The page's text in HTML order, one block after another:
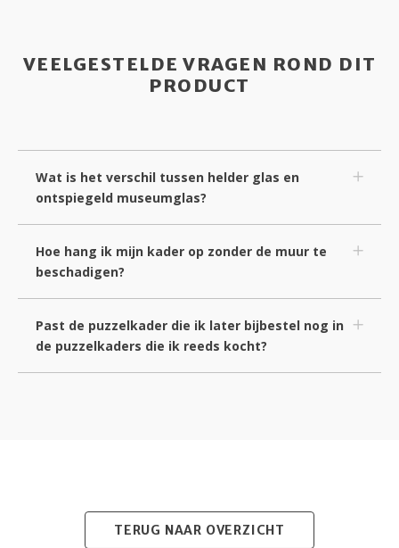
VEELGESTELDE VRAGEN ROND DIT
PRODUCT
Wat is het verschil tussen helder glas en
ontspiegeld museumglas?
Hoe hang ik mijn kader op zonder de muur te
beschadigen?
Past de puzzelkader die ik later bijbestel nog in
de puzzelkaders die ik reeds kocht?
TERUG NAAR OVERZICHT